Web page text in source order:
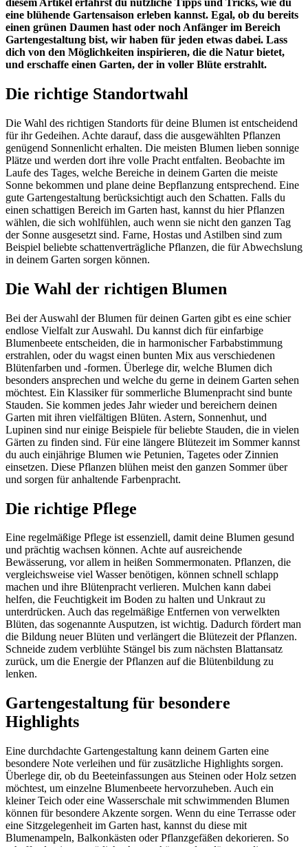
diesem Artikel erfährst du nützliche Tipps und Tricks, wie du
eine blühende Gartensaison erleben kannst. Egal, ob du bereits
einen grünen Daumen hast oder noch Anfänger im Bereich
Gartengestaltung bist, wir haben für jeden etwas dabei. Lass
dich von den Möglichkeiten inspirieren, die die Natur bietet,
und erschaffe einen Garten, der in voller Blüte erstrahlt.
Die richtige Standortwahl
Die Wahl des richtigen Standorts für deine Blumen ist entscheidend
für ihr Gedeihen. Achte darauf, dass die ausgewählten Pflanzen
genügend Sonnenlicht erhalten. Die meisten Blumen lieben sonnige
Plätze und werden dort ihre volle Pracht entfalten. Beobachte im
Laufe des Tages, welche Bereiche in deinem Garten die meiste
Sonne bekommen und plane deine Bepflanzung entsprechend. Eine
gute Gartengestaltung berücksichtigt auch den Schatten. Falls du
einen schattigen Bereich im Garten hast, kannst du hier Pflanzen
wählen, die sich wohlfühlen, auch wenn sie nicht den ganzen Tag
der Sonne ausgesetzt sind. Farne, Hostas und Astilben sind zum
Beispiel beliebte schattenverträgliche Pflanzen, die für Abwechslung
in deinem Garten sorgen können.
Die Wahl der richtigen Blumen
Bei der Auswahl der Blumen für deinen Garten gibt es eine schier
endlose Vielfalt zur Auswahl. Du kannst dich für einfarbige
Blumenbeete entscheiden, die in harmonischer Farbabstimmung
erstrahlen, oder du wagst einen bunten Mix aus verschiedenen
Blütenfarben und -formen. Überlege dir, welche Blumen dich
besonders ansprechen und welche du gerne in deinem Garten sehen
möchtest. Ein Klassiker für sommerliche Blumenpracht sind bunte
Stauden. Sie kommen jedes Jahr wieder und bereichern deinen
Garten mit ihren vielfältigen Blüten. Astern, Sonnenhut, und
Lupinen sind nur einige Beispiele für beliebte Stauden, die in vielen
Gärten zu finden sind. Für eine längere Blütezeit im Sommer kannst
du auch einjährige Blumen wie Petunien, Tagetes oder Zinnien
einsetzen. Diese Pflanzen blühen meist den ganzen Sommer über
und sorgen für anhaltende Farbenpracht.
Die richtige Pflege
Eine regelmäßige Pflege ist essenziell, damit deine Blumen gesund
und prächtig wachsen können. Achte auf ausreichende
Bewässerung, vor allem in heißen Sommermonaten. Pflanzen, die
vergleichsweise viel Wasser benötigen, können schnell schlapp
machen und ihre Blütenpracht verlieren. Mulchen kann dabei
helfen, die Feuchtigkeit im Boden zu halten und Unkraut zu
unterdrücken. Auch das regelmäßige Entfernen von verwelkten
Blüten, das sogenannte Ausputzen, ist wichtig. Dadurch fördert man
die Bildung neuer Blüten und verlängert die Blütezeit der Pflanzen.
Schneide zudem verblühte Stängel bis zum nächsten Blattansatz
zurück, um die Energie der Pflanzen auf die Blütenbildung zu
lenken.
Gartengestaltung für besondere
Highlights
Eine durchdachte Gartengestaltung kann deinem Garten eine
besondere Note verleihen und für zusätzliche Highlights sorgen.
Überlege dir, ob du Beeteinfassungen aus Steinen oder Holz setzen
möchtest, um einzelne Blumenbeete hervorzuheben. Auch ein
kleiner Teich oder eine Wasserschale mit schwimmenden Blumen
können für besondere Akzente sorgen. Wenn du eine Terrasse oder
eine Sitzgelegenheit im Garten hast, kannst du diese mit
Blumenampeln, Balkonkästen oder Pflanzgefäßen dekorieren. So